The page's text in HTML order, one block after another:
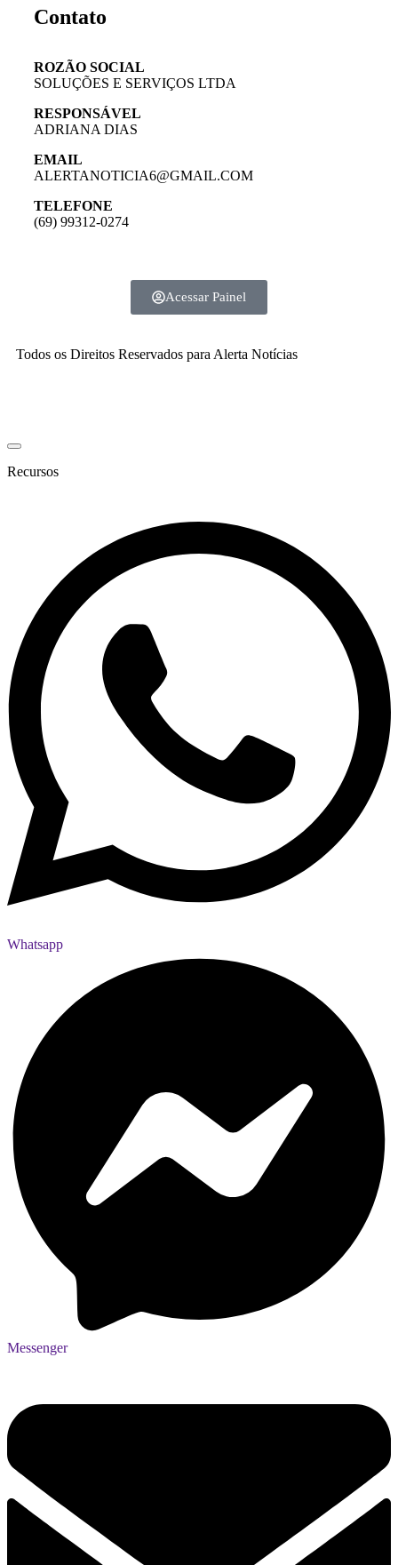
Contato
ROZÃO SOCIAL
SOLUÇÕES E SERVIÇOS LTDA
RESPONSÁVEL
ADRIANA DIAS
EMAIL
ALERTANOTICIA6@GMAIL.COM
TELEFONE
(69) 99312-0274
Acessar Painel
Todos os Direitos Reservados para Alerta Notícias
Recursos
Whatsapp
Messenger